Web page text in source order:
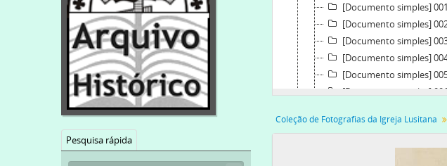
Pesquisa rápida
[Documento simples]
[Documento simples]
[Documento simples]
[Documento simples]
[Documento simples]
[Documento simples]
[Documento simples]
Coleção de Fotografias da Igreja Lusitana